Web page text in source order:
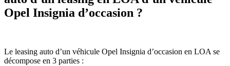
Opel Insignia d’occasion ?
Le leasing auto d’un véhicule Opel Insignia d’occasion en LOA se
décompose en 3 parties :